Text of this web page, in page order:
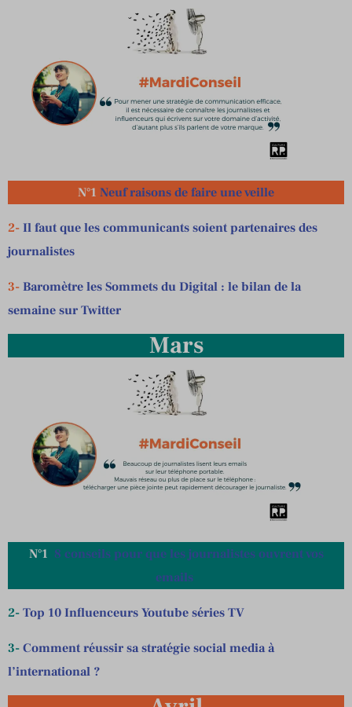
N°1 Neuf raisons de faire une veille
2- Il faut que les communicants soient partenaires des
journalistes
3- Baromètre les Sommets du Digital : le bilan de la
semaine sur Twitter
Mars
N°1 8 conseils pour que les journalistes ouvrent vos
emails
2- Top 10 Influenceurs Youtube séries TV
3- Comment réussir sa stratégie social media à
l’international ?